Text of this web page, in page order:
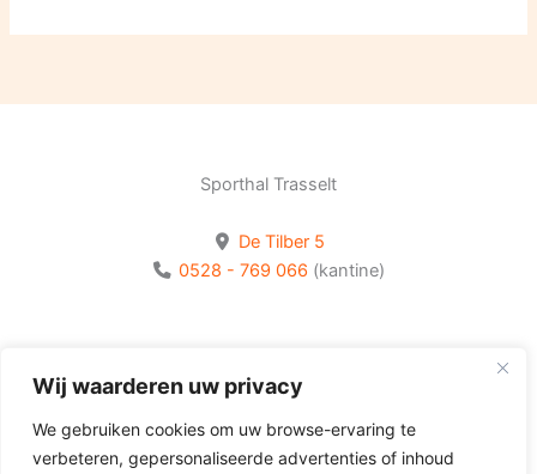
Wij waarderen uw privacy
We gebruiken cookies om uw browse-ervaring te
verbeteren, gepersonaliseerde advertenties of inhoud
Sporthal Trasselt
De Tilber 5
0528 - 769 066 (kantine)
Volg Olhaco op Facebook
Volg Olhaco op Instagram